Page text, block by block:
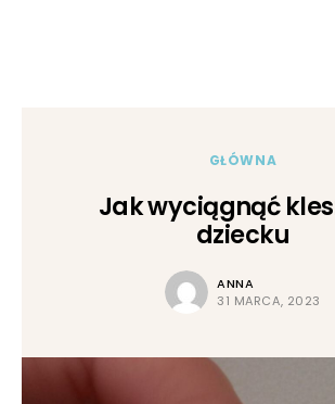
GŁÓWNA
Jak wyciągnąć
dziecku
ANNA
31 MARCA, 2023